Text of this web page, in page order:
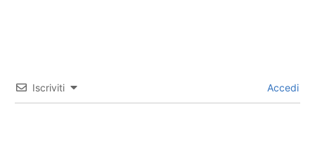
Iscriviti Accedi